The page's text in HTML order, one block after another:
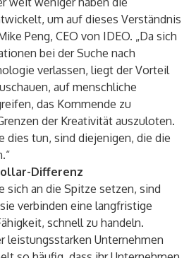
um auf dieses Verständnis
Peng, CEO von IDEO. „Da sich
bei der Suche nach
verlassen, liegt der Vorteil
auf menschliche
das Kommende zu
der Kreativität auszuloten.
dies tun, sind diejenigen, die die
Differenz
sich an die Spitze setzen, sind
verbinden eine langfristige
schnell zu handeln.
leistungsstarken Unternehmen